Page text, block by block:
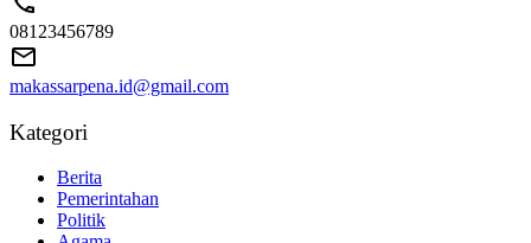
08123456789
makassarpena.id@gmail.com
Kategori
Berita
Pemerintahan
Politik